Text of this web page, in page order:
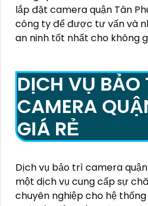
Với sự cam kết về uy tín,
công ty An Thành Phát là
lắp đặt camera quận Tân
an ninh tốt nhất cho không